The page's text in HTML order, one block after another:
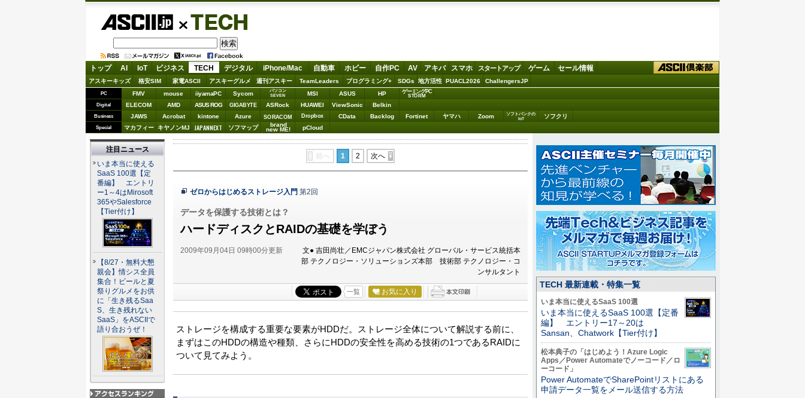
TECH
トップ AI IoT ビジネス TECH デジタル iPhone/Mac 自動車 ホビー 自作PC AV アキバ スマホ スタートアップ ゲーム セール情報
アスキーキッズ 格安SIM 家電ASCII アスキーグルメ 週刊アスキー TeamLeaders プログラミング+ SDGs 地方活性 PUACL2026 ChallengersJP
PC FMV mouse iiyamaPC Sycom
パソコン
SEVEN
MSI ASUS HP ゲーミングPC
STORM
Digital ELECOM AMD ASUS ROG GIGABYTE ASRock HUAWEI ViewSonic Belkin
Business JAWS Acrobat kintone Azure SORACOM Dropbox CData Backlog Fortinet ヤマハ Zoom
ソフトバンクの
IoT
ソフクリ
Special マカフィー キヤノンMJ JAPANNEXT ソフマップ brand
new ME! pCloud
前へ 1 2 次へ
ゼロからはじめるストレージ入門 第2回
データを保護する技術とは？
ハードディスクとRAIDの基礎を学ぼう
2009年09月04日 09時00分更新
文● 吉田尚壮／EMCジャパン株式会社 グローバル・サービス統括本
部 テクノロジー・ソリューションズ本部 技術部 テクノロジー・コ
ンサルタント
一覧 お気に入り
ストレージを構成する重要な要素がHDDだ。ストレージ全体について解説する前に、
まずはこのHDDの構造や種類、さらにHDDの安全性を高める技術の1つであるRAIDに
ついて見てみよう。
注目ニュース
いま本当に使える
SaaS 100選【定
番編】 エントリ
ー1～4はMirosoft
365やSalesforce
【Tier付け】
【8/27・無料大懇
親会】情シス全員
集合！ビールと夏
祭りグルメをお供
に「生き残るSaa
S、生き残れない
SaaS」をASCIIで
語り合おうぜ！
TECH 最新連載・特集一覧
いま本当に使えるSaaS 100選
いま本当に使えるSaaS 100選【定番
編】 エントリー17～20は
Sansan、Chatwork【Tier付け】
松本典子の「はじめよう！Azure Logic
Apps／Power Automateでノーコード／ロ
ーコード」
Power AutomateでSharePointリストにある
申請データ一覧をメール送信する方法